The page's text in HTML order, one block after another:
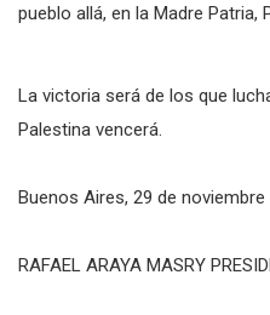
pueblo allá, en la Madre Patria,
La victoria será de los que
Palestina vencerá.
Buenos Aires, 29 de noviembre
RAFAEL ARAYA MASRY